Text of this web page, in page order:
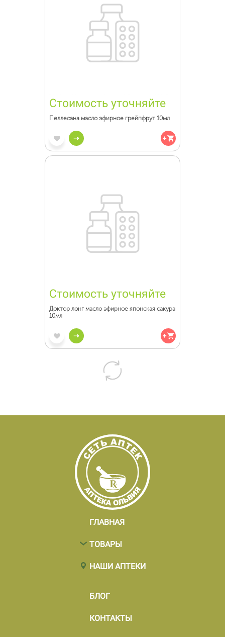
Стоимость уточняйте
Пеллесана масло эфирное грейпфрут 10мл
Стоимость уточняйте
Доктор лонг масло эфирное японская сакура
10мл
ГЛАВНАЯ
ТОВАРЫ
НАШИ АПТЕКИ
БЛОГ
КОНТАКТЫ